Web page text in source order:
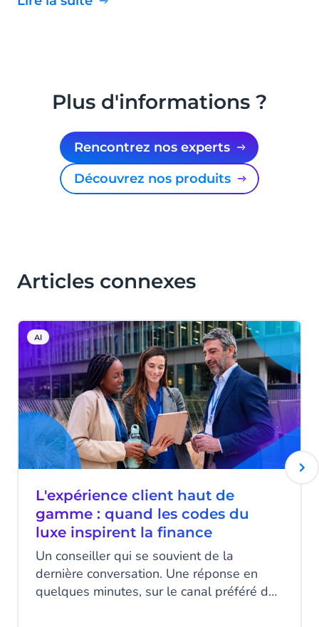
Plus d'informations ?
Rencontrez nos experts
Découvrez nos produits
Articles connexes
AI
L'expérience client haut de
gamme : quand les codes du
luxe inspirent la finance
Un conseiller qui se souvient de la
dernière conversation. Une réponse en
quelques minutes, sur le canal préféré du